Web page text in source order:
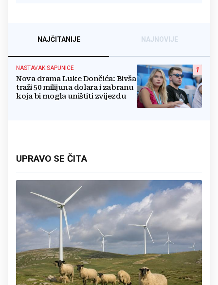
NAJČITANIJE NAJNOVIJE
1
NASTAVAK SAPUNICE
Nova drama Luke Dončića: Bivša
traži 50 milijuna dolara i zabranu
koja bi mogla uništiti zvijezdu
UPRAVO SE ČITA